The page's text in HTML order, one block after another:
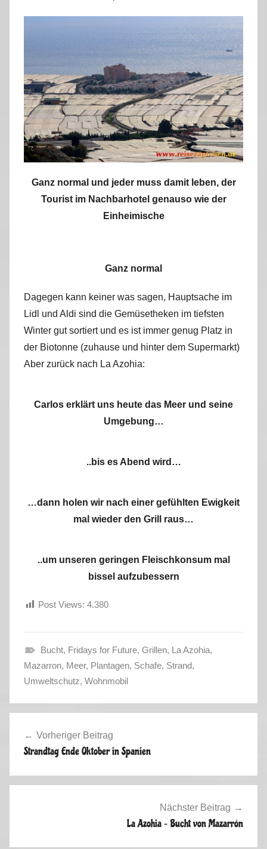
Ganz normal und jeder muss damit leben, der
Tourist im Nachbarhotel genauso wie der
Einheimische
Ganz normal
Dagegen kann keiner was sagen, Hauptsache im
Lidl und Aldi sind die Gemüsetheken im tiefsten
Winter gut sortiert und es ist immer genug Platz in
der Biotonne (zuhause und hinter dem Supermarkt)
Aber zurück nach La Azohia:
Carlos erklärt uns heute das Meer und seine
Umgebung…
..bis es Abend wird…
…dann holen wir nach einer gefühlten Ewigkeit
mal wieder den Grill raus…
..um unseren geringen Fleischkonsum mal
bissel aufzubessern
Post Views: 4.380
H
e
b
t
o
Bucht, Fridays for Future, Grillen, La Azohia,
Mazarron, Meer, Plantagen, Schafe, Strand,
Umweltschutz, Wohnmobil
Vorheriger Beitrag
Strandtag Ende Oktober in Spanien
Nächster Beitrag
La Azohia – Bucht von Mazarrón